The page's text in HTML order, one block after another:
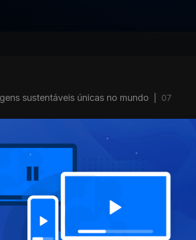
sustentáveis únicas no mundo
07
SITE